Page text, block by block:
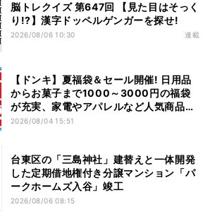
脳トレクイズ 第647回 【見た目はそっく
り!?】漢字ドッペルゲンガーを探せ!
2026/08/06 10:30 連載
【ドンキ】夏福袋＆セール開催! 日用品
からお菓子まで1000～3000円の福袋
が充実、家電やアパレルなど人気商品も
特価
2026/08/04 15:51
台東区の「三島神社」建替えと一体開発
した定期借地権付き分譲マンション「パ
ークホームズ入谷」竣工
2026/08/06 08:15